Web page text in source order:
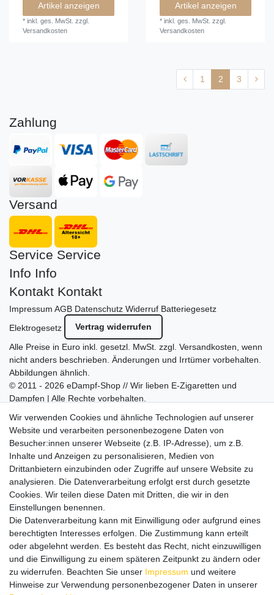
Artikel anzeigen
*inkl. ges. MwSt. zzgl.
Versandkosten
Artikel anzeigen
*inkl. ges. MwSt. zzgl.
Versandkosten
1 2 3
Zahlung
Versand
Service Service
Info Info
Kontakt Kontakt
Impressum AGB Datenschutz Widerruf Batteriegesetz
Elektrogesetz
Vertrag widerrufen
Alle Preise in Euro inkl. gesetzl. MwSt. zzgl. Versandkosten , wenn
nicht anders beschrieben. Änderungen und Irrtümer vorbehalten.
Abbildungen ähnlich.
© 2011 - 2026 eDampf-Shop // Wir lieben E-Zigaretten und
Dampfen | Alle Rechte vorbehalten.
Bitte entschuldigen Sie, wenn wir telefonisch wegen hoher
betrieblicher Auslastung nicht erreichbar sein sollten.
Schreiben Sie uns gerne eine E-Mail mit Ihrer Telefonnummer
und der Bitte um Rückruf.
Wir rufen Sie schnellstmöglich zurück.
Wir versenden in die folgenden Länder
Versandkostenfrei (DE) ab 69 €
Wir verwenden Cookies und ähnliche Technologien auf unserer
Website und verarbeiten personenbezogene Daten von
Besucher:innen unserer Webseite (z.B. IP-Adresse), um z.B.
Inhalte und Anzeigen zu personalisieren, Medien von
Drittanbietern einzubinden oder Zugriffe auf unsere Website zu
analysieren. Die Datenverarbeitung erfolgt erst durch gesetzte
Cookies. Wir teilen diese Daten mit Dritten, die wir in den
Einstellungen benennen.
Die Datenverarbeitung kann mit Einwilligung oder aufgrund eines
berechtigten Interesses erfolgen. Die Zustimmung kann erteilt
oder abgelehnt werden. Es besteht das Recht, nicht einzuwilligen
und die Einwilligung zu einem späteren Zeitpunkt zu ändern oder
zu widerrufen. Beachten Sie unser Impressum und weitere
Hinweise zur Verwendung personenbezogener Daten in unserer